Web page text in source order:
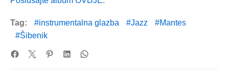
Tag: instrumentalna glazba Jazz
Mantes
Šibenik